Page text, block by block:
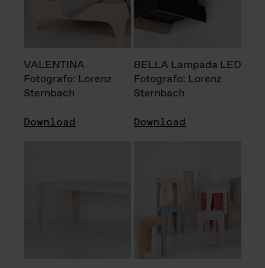
VALENTINA
Fotografo: Lorenz
Sternbach
Download
BELLA Lampada LED
Fotografo: Lorenz
Sternbach
Download